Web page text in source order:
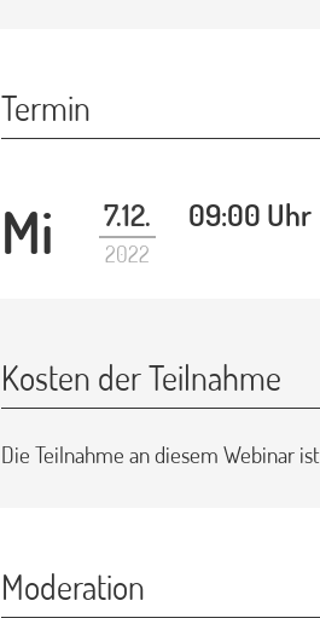
Termin
Mi 7.12.
2022
09:00 Uhr
Kosten der Teilnahme
Die Teilnahme an diesem Webinar ist
Moderation